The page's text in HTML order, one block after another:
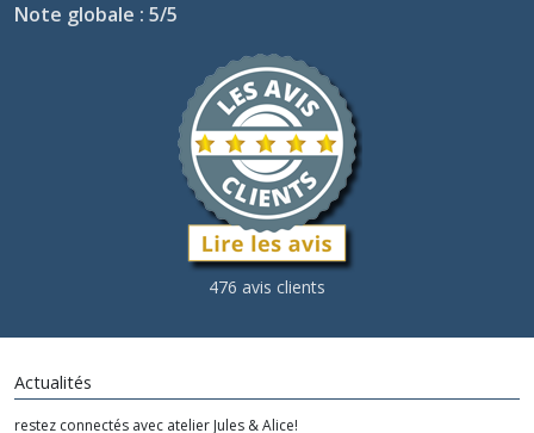
Note globale : 5/5
476 avis clients
Actualités
restez connectés avec atelier Jules & Alice!